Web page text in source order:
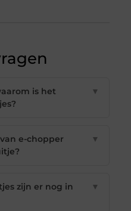
is het
▼
e-chopper
▼
zijn er nog in
▼